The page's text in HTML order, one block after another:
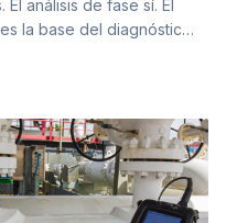
análisis de fase sí. El
la base del diagnóstico
el problema está en los
angular pueden